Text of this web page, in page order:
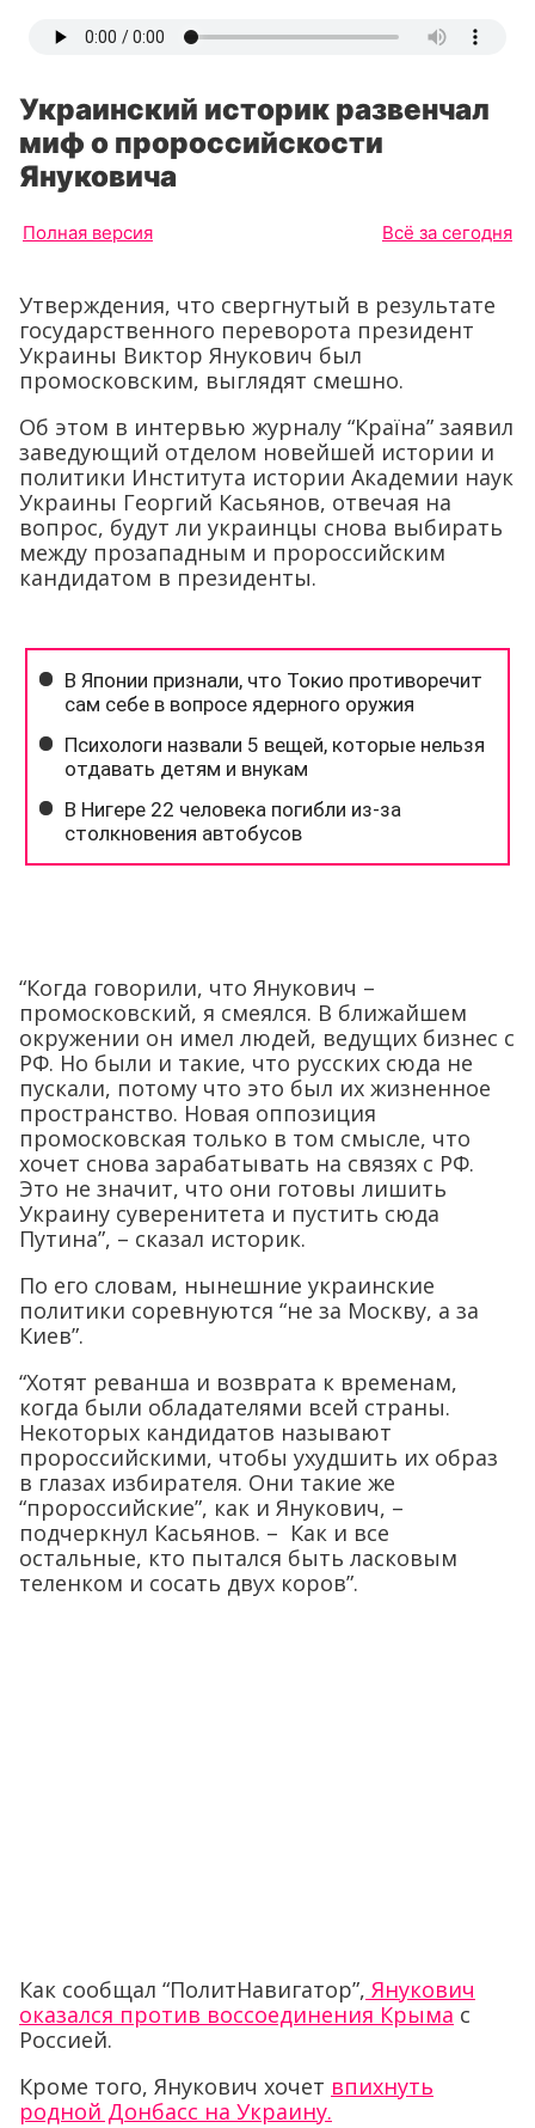
Украинский историк развенчал
миф о пророссийскости
Януковича
Полная версия Всё за сегодня
Утверждения, что свергнутый в результате
государственного переворота президент
Украины Виктор Янукович был
промосковским, выглядят смешно.
Об этом в интервью журналу “Країна” заявил
заведующий отделом новейшей истории и
политики Института истории Академии наук
Украины Георгий Касьянов, отвечая на
вопрос, будут ли украинцы снова выбирать
между прозападным и пророссийским
кандидатом в президенты.
“Когда говорили, что Янукович –
промосковский, я смеялся. В ближайшем
окружении он имел людей, ведущих бизнес с
РФ. Но были и такие, что русских сюда не
пускали, потому что это был их жизненное
пространство. Новая оппозиция
промосковская только в том смысле, что
хочет снова зарабатывать на связях с РФ.
Это не значит, что они готовы лишить
Украину суверенитета и пустить сюда
Путина”, – сказал историк.
По его словам, нынешние украинские
политики соревнуются “не за Москву, а за
Киев”.
“Хотят реванша и возврата к временам,
когда были обладателями всей страны.
Некоторых кандидатов называют
пророссийскими, чтобы ухудшить их образ
в глазах избирателя. Они такие же
“пророссийские”, как и Янукович, –
подчеркнул Касьянов. – Как и все
остальные, кто пытался быть ласковым
теленком и сосать двух коров”.
Как сообщал “ПолитНавигатор”, Янукович
оказался против воссоединения Крыма с
Россией.
Кроме того, Янукович хочет впихнуть
родной Донбасс на Украину.